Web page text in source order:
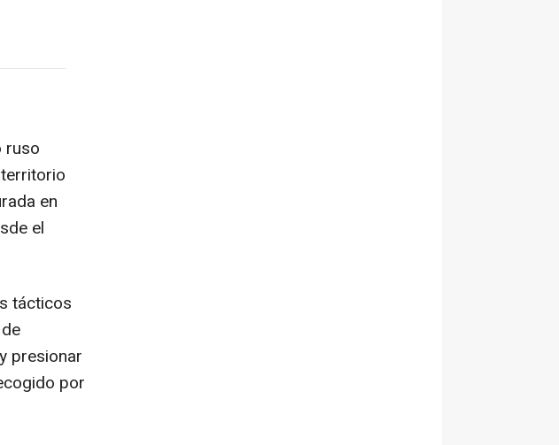
ruso
en
el
tácticos
presionar
por